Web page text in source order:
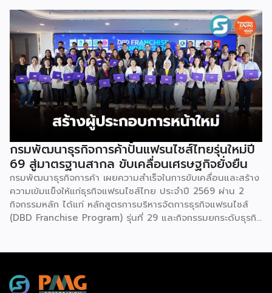
รวมกว่า 250 บูธ บนพื้นที่ 15,000 ตารางเมตร หวังเป็นทาง
เลือกสร้างรายได้เพิ่มและพยุงเศรษฐกิจไทยให้ฟื้นตัว เสิร์ฟครบ
จบในงานด้วยสินเชื่อ และทำเลทองทั่วประเทศ พร้อมเสวนาให้
ความรู้โดยผู้ทรงคุณวุฒิคับคั่ง และกิจกรรมเจรจาจับคู่ธุรกิจทั้งใน
และต่างประเทศ งานจัดต่อเนื่องระหว่างวันที่ 6-9 สิงหาคมนี้ ที่
ฮอลล์ 6-8 อิมแพ็คเมืองทองธานี คาดเม็ดเงินสะพัดในงานราว
220 ล้านบาท นายพูนพงษ์ นัยนาภากรณ์ อธิบดีกรมพัฒนา
ธุรกิจการค้า กระทรวงพาณิชย์ กล่าวว่า งาน ” Franchise Expo
Thailand & Thailand E-Commerce Selection Expo
(TESE 2026) เป็นเวทีแสดงธุรกิจแฟรนไชส์และโซลูชั่นส์แบบครบ
วงจร […]
กรมพัฒนาธุรกิจการค้าปั้นแฟรนไชส์ไทยรุ่นใหม่ปี
69 สู่มาตรฐานสากล ขับเคลื่อนเศรษฐกิจยั่งยืน
กรมพัฒนาธุรกิจการค้า เผยความสำเร็จในการขับเคลื่อนและสร้าง
ความเข้มแข็งให้แก่ธุรกิจแฟรนไชส์ไทย ประจำปี 2569 ผ่าน 2
กิจกรรมหลัก ได้แก่ หลักสูตรการบริหารจัดการธุรกิจแฟรนไชส์
(DBD Franchise Program) รุ่นที่ 29 และกิจกรรมยกระดับธุรกิจ
กรมพัฒนาธุรกิจการค้า กระทรวงพาณิชย์ เปิดเผยภายหลังเป็น